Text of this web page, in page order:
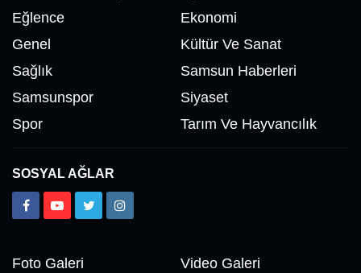
Eğlence
Ekonomi
Genel
Kültür Ve Sanat
Sağlık
Samsun Haberleri
Samsunspor
Siyaset
Spor
Tarım Ve Hayvancılık
SOSYAL AĞLAR
Foto Galeri
Video Galeri